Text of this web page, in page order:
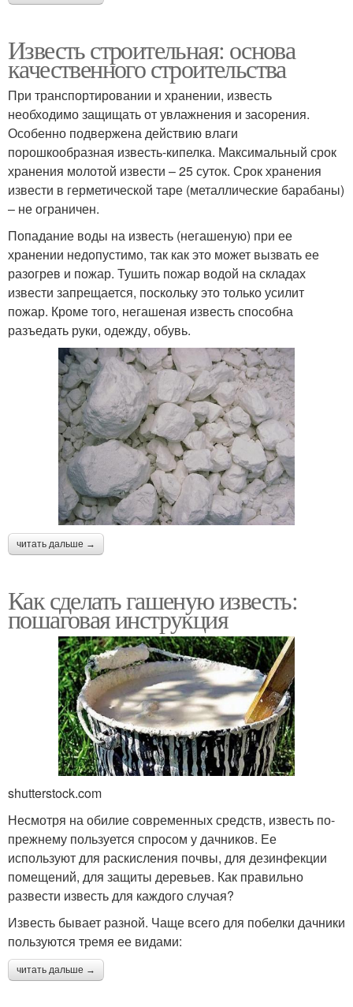
Известь строительная: основа
качественного строительства
При транспортировании и хранении, известь
необходимо защищать от увлажнения и засорения.
Особенно подвержена действию влаги
порошкообразная известь-кипелка. Максимальный срок
хранения молотой извести – 25 суток. Срок хранения
извести в герметической таре (металлические барабаны)
– не ограничен.
Попадание воды на известь (негашеную) при ее
хранении недопустимо, так как это может вызвать ее
разогрев и пожар. Тушить пожар водой на складах
извести запрещается, поскольку это только усилит
пожар. Кроме того, негашеная известь способна
разъедать руки, одежду, обувь.
читать дальше →
Как сделать гашеную известь:
пошаговая инструкция
shutterstock.com
Несмотря на обилие современных средств, известь по-
прежнему пользуется спросом у дачников. Ее
используют для раскисления почвы, для дезинфекции
помещений, для защиты деревьев. Как правильно
развести известь для каждого случая?
Известь бывает разной. Чаще всего для побелки дачники
пользуются тремя ее видами:
читать дальше →